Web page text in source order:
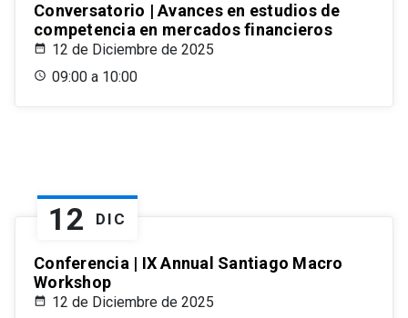
Conversatorio | Avances en estudios de
competencia en mercados financieros
12 de Diciembre de 2025
09:00 a 10:00
12 DIC
Conferencia | IX Annual Santiago Macro
Workshop
12 de Diciembre de 2025